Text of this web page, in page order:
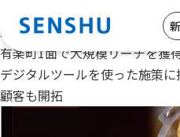
メディ
新作映画の告知を主要屋外ビジ
有楽町1面で大規模リーチを獲
デジタルツールを使った施策
顧客も開拓